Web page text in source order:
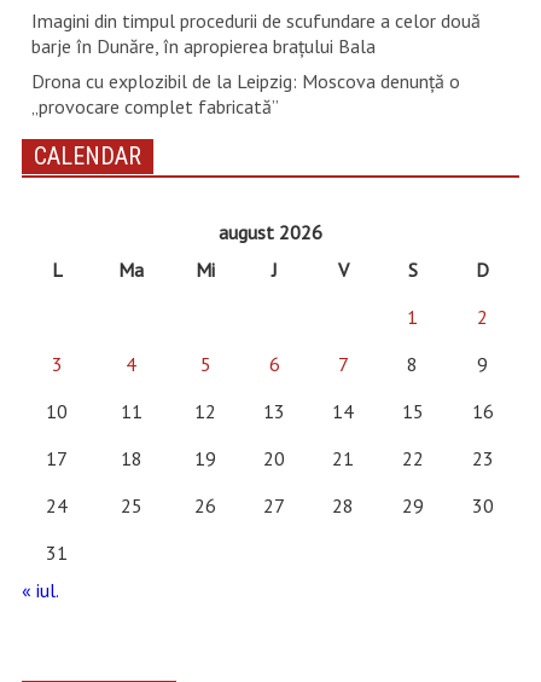
Imagini din timpul procedurii de scufundare a celor două
barje în Dunăre, în apropierea brațului Bala
Drona cu explozibil de la Leipzig: Moscova denunţă o
„provocare complet fabricată”
CALENDAR
august 2026
L
Ma Mi J V S
D
1
2
3
4 5 6 7 8
9
10
11 12 13 14 15
16
17
18 19 20 21 22
23
24
25 26 27 28 29
30
31
« iul.